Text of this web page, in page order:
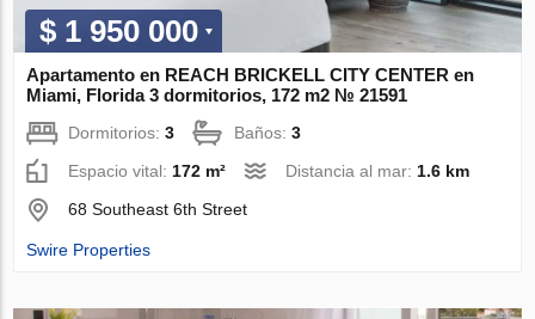
$ 1 950 000
Apartamento en REACH BRICKELL CITY CENTER en
Miami, Florida 3 dormitorios, 172 m2 № 21591
Dormitorios:3 Baños:3
Espacio vital:172 m² Distancia al mar:1.6 km
68 Southeast 6th Street
Swire Properties